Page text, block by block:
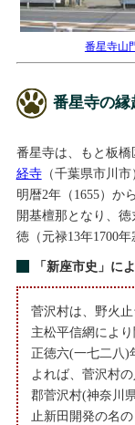
番星寺山
番星寺の縁
番星寺は、もと板橋
経寺（千葉県市川市
明暦2年（1655）か
開基檀那となり、
徳（元禄13年1700
「新座市史」に
菅沢村は、野火
主松平信網によ
正徳六(一七二八)
よれば、菅沢村
郡菅沢村(神奈川
止新田開発の名